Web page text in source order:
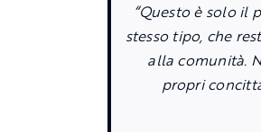
“Questo è solo il
stesso tipo, che
alla comunità.
propri